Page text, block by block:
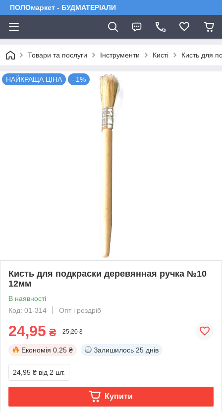
ПОЛОмаркет - БУДМАТЕРІАЛИ
Товари та послуги Інструменти Кисті Кисть для
НАЙКРАЩА ЦІНА –1%
Кисть для подкраски деревянная ручка №10
12мм
В наявності
Код: 01-314
Опт і роздріб
24,95 ₴ 25,20 ₴
Економія 0.25 ₴ Залишилось 25 днів
24,95 ₴ від 2 шт.
Купити